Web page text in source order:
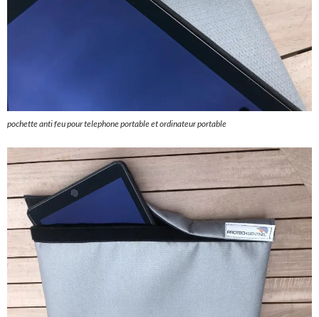
pochette anti feu pour telephone portable et ordinateur portable